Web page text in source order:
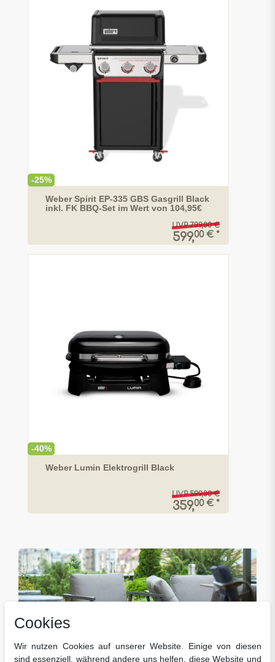
-25%
Weber Spirit EP-335 GBS Gasgrill Black
inkl. FK BBQ-Set im Wert von 104,95€
UVP 799,00 €
599,00 € *
-40%
Weber Lumin Elektrogrill Black
UVP 599,00 €
359,00 € *
Jetzt entdecken
Cookies
Wir nutzen Cookies auf unserer Website. Einige von diesen
sind essenziell, während andere uns helfen, diese Website und